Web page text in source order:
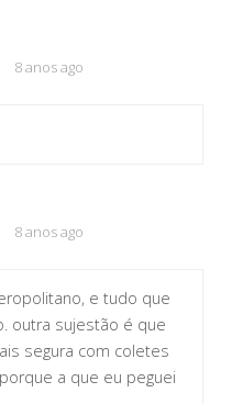
8 anos ago
8 anos ago
e tudo que
outra sujestão é que
segura com coletes
a que eu peguei